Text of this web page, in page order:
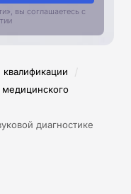
вы соглашаетесь с
/
диагностике